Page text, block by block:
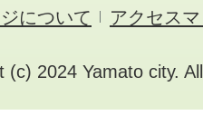
について アクセス
(c) 2024 Yamato city.